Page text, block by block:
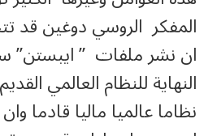
المفكر الروسي دوغين قد
ان نشر ملفات ” ايبستن”
النهاية للنظام العالمي
نظاما عالميا ماليا قادما